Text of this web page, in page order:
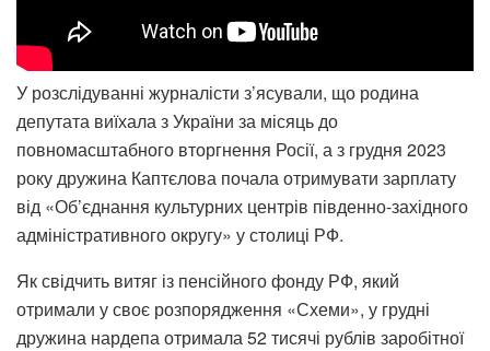
У розслідуванні журналісти з’ясували, що родина
депутата виїхала з України за місяць до
повномасштабного вторгнення Росії, а з грудня 2023
року дружина Каптєлова почала отримувати зарплату
від «Об’єднання культурних центрів південно-західного
адміністративного округу» у столиці РФ.
Як свідчить витяг із пенсійного фонду РФ, який
отримали у своє розпорядження «Схеми», у грудні
дружина нардепа отримала 52 тисячі рублів заробітної